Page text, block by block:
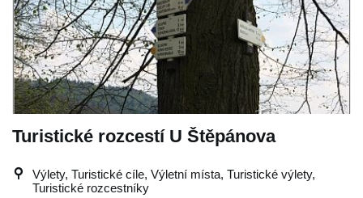
Turistické rozcestí U Štěpánova
Výlety, Turistické cíle, Výletní místa, Turistické výlety,
Turistické rozcestníky